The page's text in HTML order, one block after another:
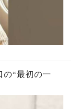
言った。 「駅
ておけばドア
間は過ぎてい
笑った。 「少
わざ日本に観
遅れるのが当
る」 そう言っ
てしまっ
“最初の一